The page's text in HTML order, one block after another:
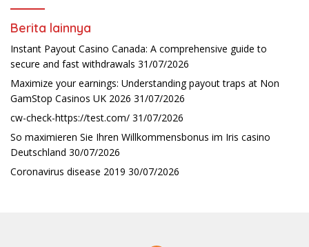
Berita lainnya
Instant Payout Casino Canada: A comprehensive guide to
secure and fast withdrawals 31/07/2026
Maximize your earnings: Understanding payout traps at Non
GamStop Casinos UK 2026 31/07/2026
cw-check-https://test.com/ 31/07/2026
So maximieren Sie Ihren Willkommensbonus im Iris casino
Deutschland 30/07/2026
Coronavirus disease 2019 30/07/2026